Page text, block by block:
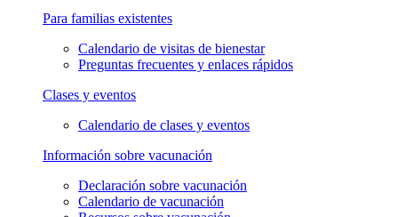
Para familias existentes
Calendario de visitas de bienestar
Preguntas frecuentes y enlaces rápidos
Clases y eventos
Calendario de clases y eventos
Información sobre vacunación
Declaración sobre vacunación
Calendario de vacunación